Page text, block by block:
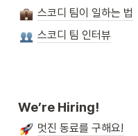
스코디 팀이 일하는 법
스코디 팀 인터뷰
We’re Hiring!
멋진 동료를 구해요!